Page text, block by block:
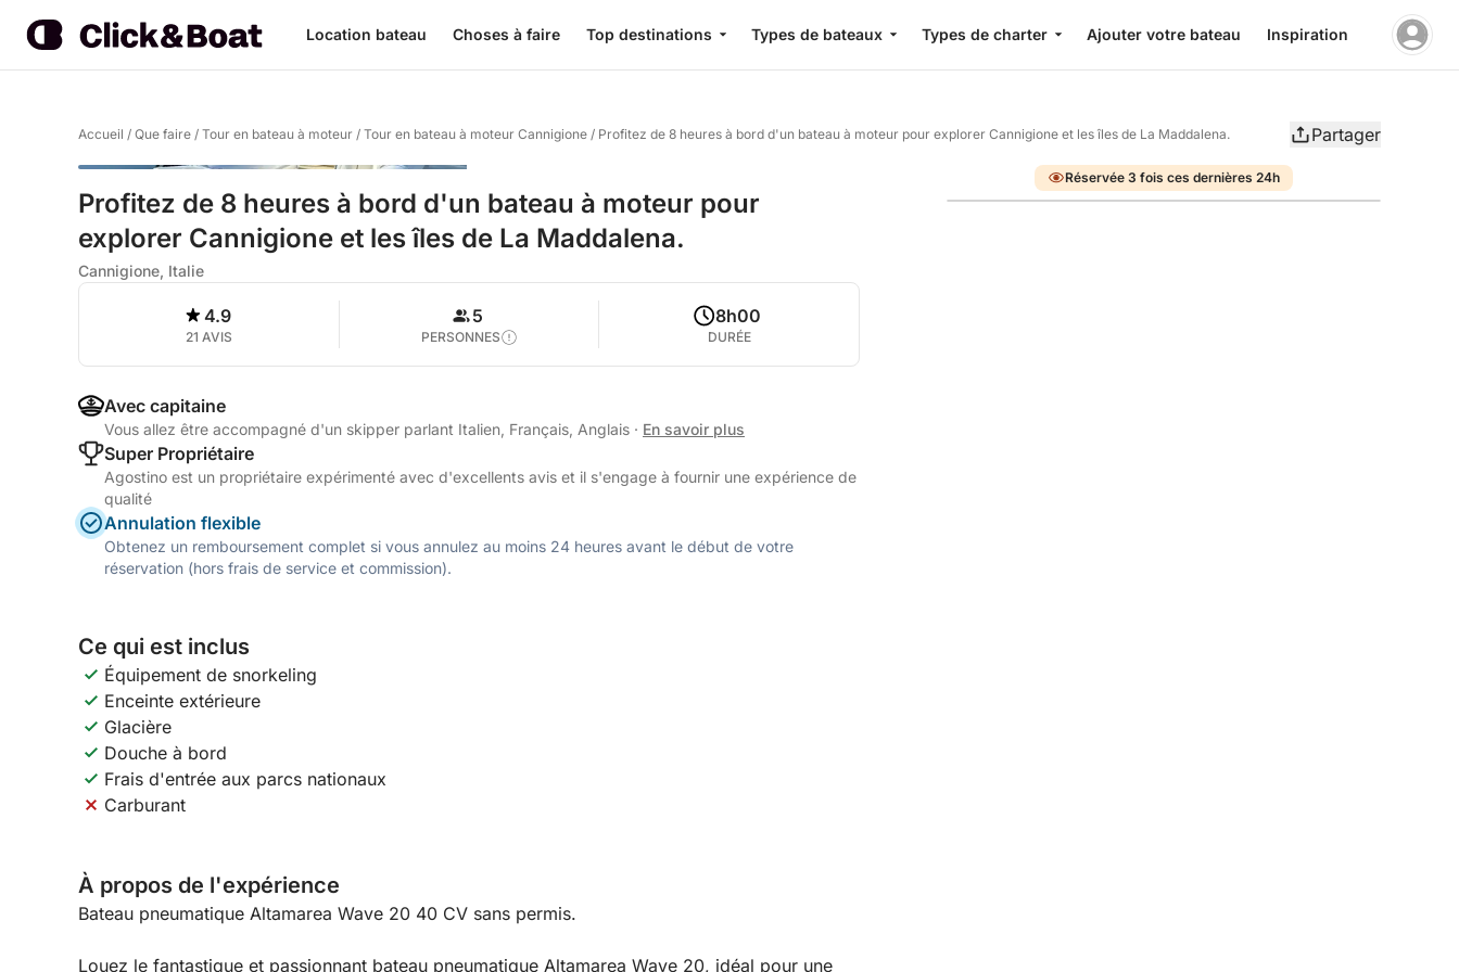
Location bateau Choses à faire Top destinations Types de bateaux Types de charter Ajouter votre bateau Inspiration
Accueil / Que faire / Tour en bateau à moteur / Tour en bateau à moteur Cannigione / Profitez de 8 heures à bord d'un bateau à moteur pour explorer Cannigione et les îles de La Maddalena. Partager
Profitez de 8 heures à bord d'un bateau à moteur pour
explorer Cannigione et les îles de La Maddalena.
Cannigione, Italie
4.9
21 AVIS
5
PERSONNES
8h00
DURÉE
Avec capitaine
Vous allez être accompagné d'un skipper parlant Italien, Français, Anglais · En savoir plus
Super Propriétaire
Agostino est un propriétaire expérimenté avec d'excellents avis et il s'engage à fournir une expérience de
qualité
Annulation flexible
Obtenez un remboursement complet si vous annulez au moins 24 heures avant le début de votre
réservation (hors frais de service et commission).
Ce qui est inclus
Équipement de snorkeling
Enceinte extérieure
Glacière
Douche à bord
Frais d'entrée aux parcs nationaux
Carburant
À propos de l'expérience
Bateau pneumatique Altamarea Wave 20 40 CV sans permis.
Louez le fantastique et passionnant bateau pneumatique Altamarea Wave 20, idéal pour une
Réservée 3 fois ces dernières 24h